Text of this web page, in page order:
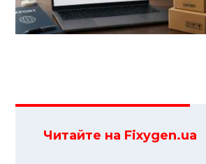
Читайте на Fixygen.ua